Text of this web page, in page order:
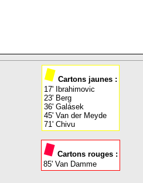
Cartons jaunes :
17' Ibrahimovic
23' Berg
36' Galásek
45' Van der Meyde
71' Chivu
Cartons rouges :
85' Van Damme